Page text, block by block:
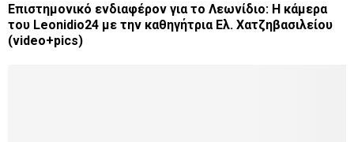
Επιστημονικό ενδιαφέρον για το Λεωνίδιο: Η κάμερα
του Leonidio24 με την καθηγήτρια Ελ. Χατζηβασιλείου
(video+pics)